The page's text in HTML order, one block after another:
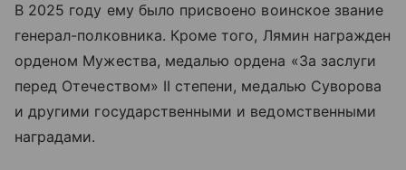
В 2025 году ему было присвоено воинское звание
генерал-полковника. Кроме того, Лямин награжден
орденом Мужества, медалью ордена «За заслуги
перед Отечеством» II степени, медалью Суворова
и другими государственными и ведомственными
наградами.